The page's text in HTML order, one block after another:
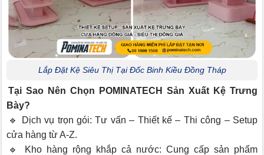
Lắp Đặt Kệ Siêu Thị Tại Đốc Binh Kiều Đồng Tháp
Tại Sao Nên Chọn POMINATECH Sản Xuất Kệ Trưng
Bày?
🔹 Dịch vụ trọn gói: Tư vấn – Thiết kế – Thi công – Setup
cửa hàng từ A-Z.
🔹 Kho hàng rộng khắp cả nước: Cung cấp sản phẩm